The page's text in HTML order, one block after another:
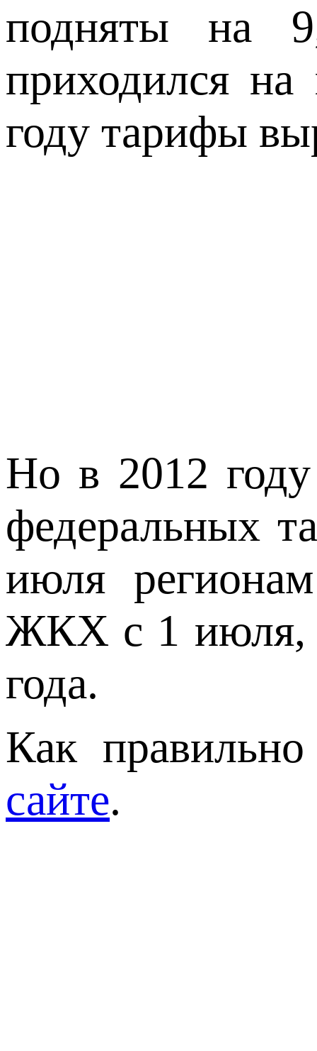
подняты на
приходился
году тарифы
Но в 2012
федеральных
июля
ЖКХ с 1 июля,
года.
Как
сайте.